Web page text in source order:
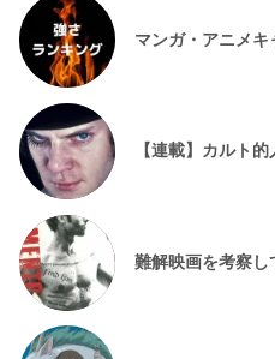
マンガ・アニメ
【連載】カルト
難解映画を考察し